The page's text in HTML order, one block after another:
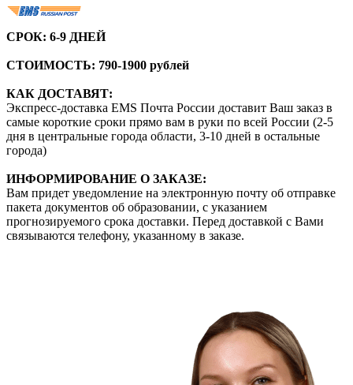
СРОК: 6-9 ДНЕЙ
СТОИМОСТЬ: 790-1900 рублей
КАК ДОСТАВЯТ:
Экспресс-доставка EMS Почта России доставит Ваш заказ в
самые короткие сроки прямо вам в руки по всей России (2-5
дня в центральные города области, 3-10 дней в остальные
города)
ИНФОРМИРОВАНИЕ О ЗАКАЗЕ:
Вам придет уведомление на электронную почту об отправке
пакета документов об образовании, с указанием
прогнозируемого срока доставки. Перед доставкой с Вами
связываются телефону, указанному в заказе.